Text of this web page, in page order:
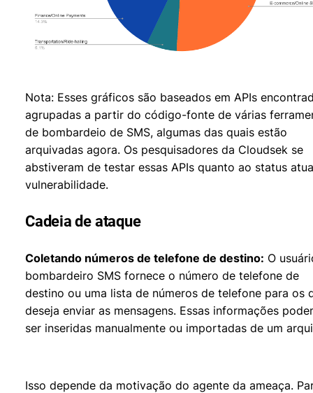
Nota: Esses gráficos são baseados em APIs
agrupadas a partir do código-fonte de várias
de bombardeio de SMS, algumas das quais estão
arquivadas agora. Os pesquisadores da Cloudsek se
abstiveram de testar essas APIs quanto ao status
vulnerabilidade.
Cadeia de ataque
Coletando números de telefone de destino: O
bombardeiro SMS fornece o número de telefone de
destino ou uma lista de números de telefone para os
deseja enviar as mensagens. Essas informações
ser inseridas manualmente ou importadas de um
Isso depende da motivação do agente da ameaça.